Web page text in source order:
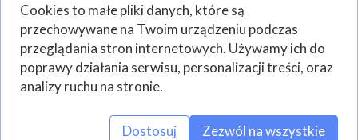
Cookies to małe pliki danych, które są
przechowywane na Twoim urządzeniu podczas
przeglądania stron internetowych. Używamy ich do
poprawy działania serwisu, personalizacji treści, oraz
analizy ruchu na stronie.
Dostosuj Zezwól na wszystkie